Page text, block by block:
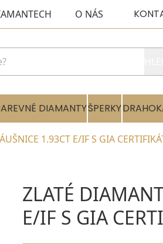
O NÁS
DIAMANTYŠPERKY
1.93CT E/IF S GIA
ZLATÉ
E/IF S GIA